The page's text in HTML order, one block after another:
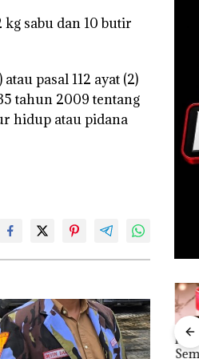
sabu dan 10 butir
pasal 112 ayat (2)
tahun 2009 tentang
hidup atau pidana
FIKP
Kejari
Natuna